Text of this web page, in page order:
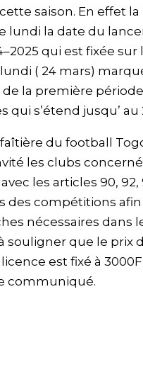
saison. En effet la
lundi la date du
qui est fixée sur
( 24 mars)
de la première
qui s’étend jusqu’ au
faîtière du football
les clubs
les articles 90, 92,
des compétitions afin
nécessaires dans
souligner que le prix
est fixé à
communiqué.